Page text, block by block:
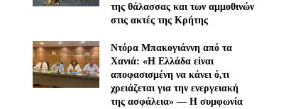
της θάλασσας και των αμμοθινών
στις ακτές της Κρήτης
Ντόρα Μπακογιάννη από τα
Χανιά: «Η Ελλάδα είναι
αποφασισμένη να κάνει ό,τι
χρειάζεται για την ενεργειακή
της ασφάλεια» — Η συμφωνία